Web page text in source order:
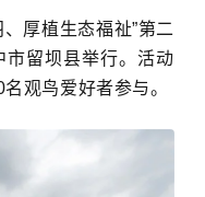
厚植生态福祉”第二
市留坝县举行。活动
观鸟爱好者参与。